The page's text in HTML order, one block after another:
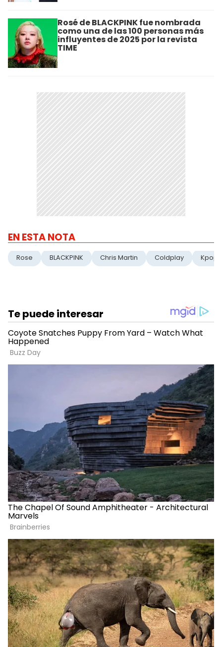
Rosé de BLACKPINK fue nombrada
como una de las 100 personas más
influyentes de 2025 por la revista
TIME
EN ESTA NOTA
Rose BLACKPINK Chris Martin Coldplay Kpop